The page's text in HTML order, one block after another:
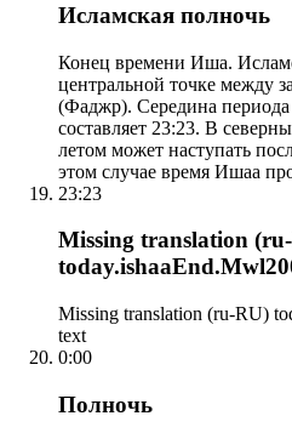
Исламская полночь
Конец времени Иша.
центральной точке между
(Фаджр). Середина
составляет 23:23. В
летом может наступать
этом случае время Ишаа
23:23
Missing translation
Missing translation (ru-RU)
text
0:00
Полночь